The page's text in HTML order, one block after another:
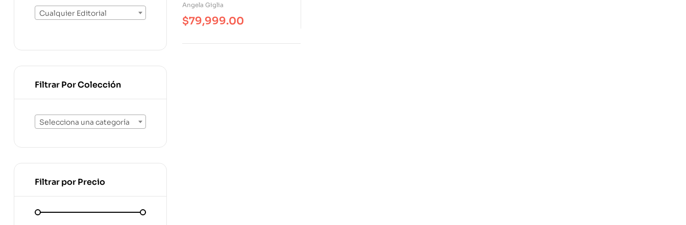
Angela Giglia
$79,999.00
Cualquier Editorial
Filtrar Por Colección
Selecciona una categoría
Filtrar por Precio